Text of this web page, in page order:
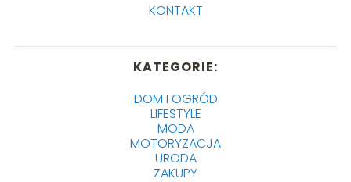
KONTAKT
KATEGORIE:
DOM I OGRÓD
LIFESTYLE
MODA
MOTORYZACJA
URODA
ZAKUPY